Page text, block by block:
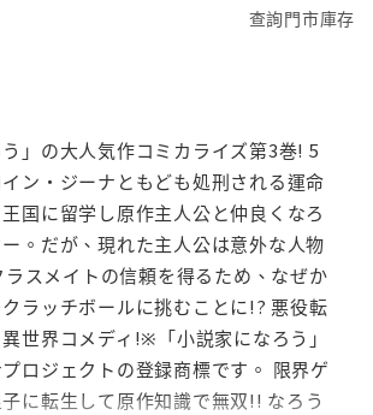
查詢門市庫存
う」の大人気作コミカライズ第3巻! 5
ン・ジーナともども処刑される運命
国に留学し原作主人公と仲良くなろ
。だが、現れた主人公は意外な人物
スメイトの信頼を得るため、なぜか
ラッチボールに挑むことに!? 悪役転
世界コメディ!※「小説家になろう」
ロジェクトの登録商標です。 限界ゲ
に転生して原作知識で無双!! なろう